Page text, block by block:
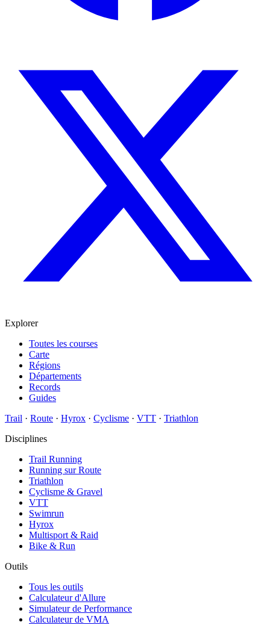
Explorer
Toutes les courses
Carte
Régions
Départements
Records
Guides
Trail · Route · Hyrox · Cyclisme · VTT · Triathlon
Disciplines
Trail Running
Running sur Route
Triathlon
Cyclisme & Gravel
VTT
Swimrun
Hyrox
Multisport & Raid
Bike & Run
Outils
Tous les outils
Calculateur d'Allure
Simulateur de Performance
Calculateur de VMA